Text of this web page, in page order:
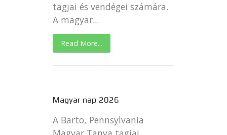
tagjai és vendégei számára.
A magyar...
Read More...
Magyar nap 2026
A Barto, Pennsylvania